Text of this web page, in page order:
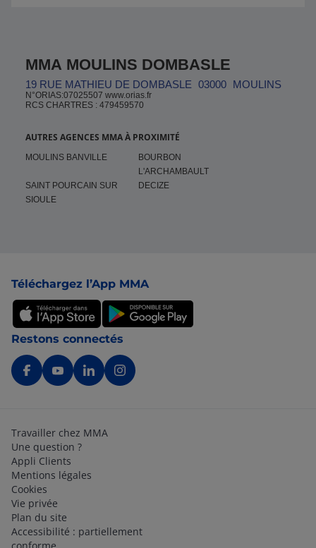
MMA MOULINS DOMBASLE
19 RUE MATHIEU DE DOMBASLE 03000 MOULINS
N°ORIAS:07025507 www.orias.fr
RCS CHARTRES : 479459570
AUTRES AGENCES MMA À PROXIMITÉ
MOULINS BANVILLE
BOURBON
L'ARCHAMBAULT
SAINT POURCAIN SUR
SIOULE
DECIZE
Téléchargez l’App MMA
Restons connectés
Travailler chez MMA
Une question ?
Appli Clients
Mentions légales
Cookies
Vie privée
Plan du site
Accessibilité : partiellement